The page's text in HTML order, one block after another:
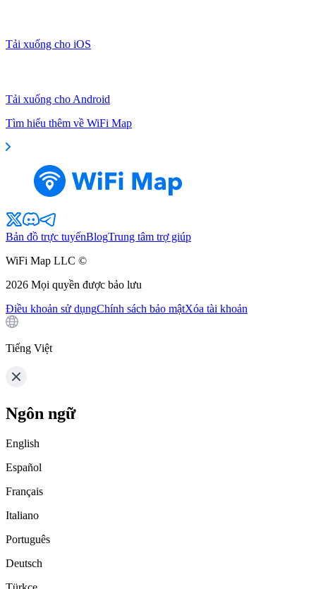
Tải xuống cho iOS
Tải xuống cho Android
Tìm hiểu thêm về WiFi Map
Bản đồ trực tuyếnBlogTrung tâm trợ giúp
WiFi Map LLC ©
2026 Mọi quyền được bảo lưu
Điều khoản sử dụngChính sách bảo mậtXóa tài khoản
Tiếng Việt
Ngôn ngữ
English
Español
Français
Italiano
Português
Deutsch